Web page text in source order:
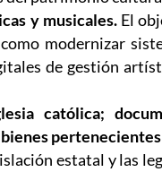
y musicales.El
modernizar
de gestión
católica;
estatal y las